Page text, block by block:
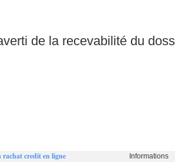
de la recevabilité du
Informations
rachat credit en ligne